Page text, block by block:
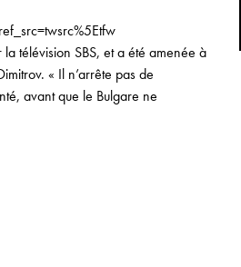
la télévision SBS, et a été amenée à
« Il n’arrête pas de
avant que le Bulgare ne